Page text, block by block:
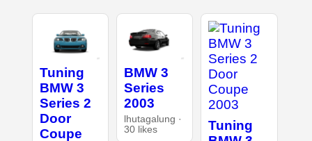
Tuning
BMW 3
Series 2
Door
Coupe
BMW 3
Series
2003
lhutagalung ·
30 likes
Tuning